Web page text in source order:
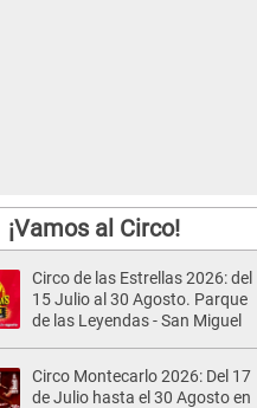
¡Vamos al Circo!
Circo de las Estrellas 2026: del
15 Julio al 30 Agosto. Parque
de las Leyendas - San Miguel
Circo Montecarlo 2026: Del 17
de Julio hasta el 30 Agosto en